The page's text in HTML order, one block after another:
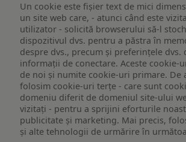
Un cookie este fişier text de mici
un site web care, - atunci când este
utilizator - solicită browserului să-l
dispozitivul dvs. pentru a păstra în
despre dvs., precum și preferințele dvs.
informații de conectare. Aceste cookie-
de noi și numite cookie-uri primare. De
folosim cookie-uri terțe - care sunt
domeniu diferit de domeniul site-ului
vizitați - pentru a sprijini eforturile
publicitate și marketing. Mai precis,
și alte tehnologii de urmărire în